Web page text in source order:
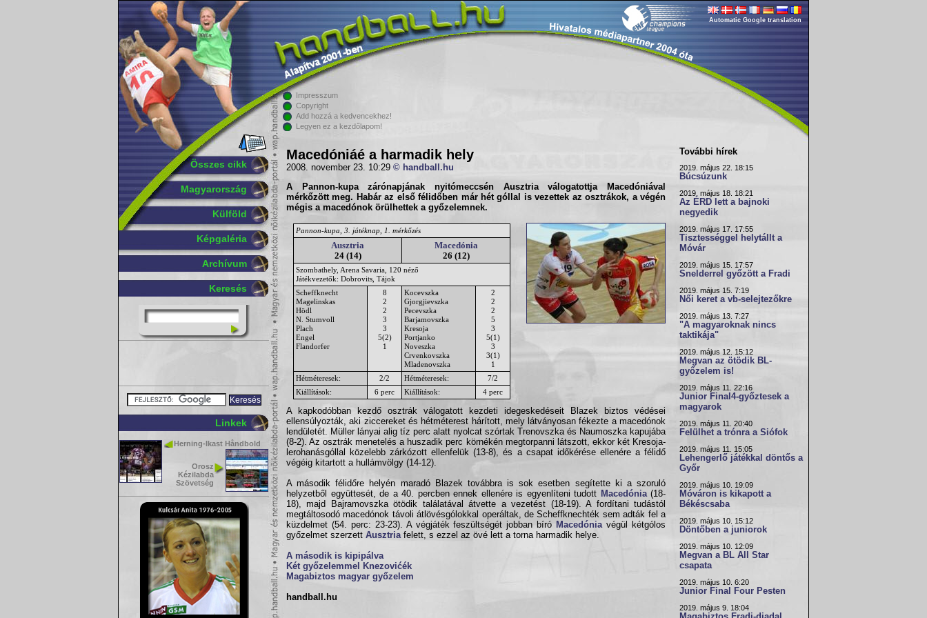
Összes cikk
Magyarország
Külföld
Képgaléria
Archívum
Keresés
Linkek
Herning-Ikast Håndbold
Orosz
Kézilabda
Szövetség
Automatic Google translation
Impresszum
Copyright
Add hozzá a kedvencekhez!
Legyen ez a kezdőlapom!
Macedóniáé a harmadik hely
2008. november 23. 10:29 © handball.hu
A Pannon-kupazárónapjának nyitómeccsén Ausztriaválogatottja Macedóniával
mérkőzött meg. Habár az első félidőben már hét góllal is vezettek az osztrákok, a végén
mégis a macedónok örülhettek a győzelemnek.
Pannon-kupa, 3. játéknap, 1. mérkőzés
Ausztria
24 (14)
Macedónia
26 (12)
Szombathely, Arena Savaria, 120 néző
Játékvezetők: Dobrovits, Tájok
Scheffknecht
Magelinskas
Hödl
N. Stumvoll
Plach
Engel
Flandorfer
8
2
2
3
3
5(2)
1
Kocevszka
Gjorgjievszka
Pecevszka
Barjamovszka
Kresoja
Portjanko
Noveszka
Crvenkovszka
Mladenovszka
2
2
2
5
3
5(1)
3
3(1)
1
Hétméteresek:
2/2 Hétméteresek:
7/2
Kiállítások:
6 perc Kiállítások: 4 perc
A kapkodóbban kezdő osztrák válogatott kezdeti idegeskedéseit Blazek biztos védései
ellensúlyozták, aki ziccereket és hétméterest hárított, mely látványosan fékezte a macedónok
lendületét. Müller lányai alig tíz perc alatt nyolcat szórtak Trenovszka és Naumoszka kapujába
(8-2). Az osztrák menetelés a huszadik perc körnékén megtorpanni látszott, ekkor két Kresoja-
lerohanásgóllal közelebb zárkózott ellenfelük (13-8), és a csapat időkérése ellenére a félidő
végéig kitartott a hullámvölgy (14-12).
A második félidőre helyén maradó Blazek továbbra is sok esetben segítette ki a szoruló
helyzetből együttesét, de a 40. percben ennek ellenére is egyenlíteni tudott Macedónia(18-
18), majd Bajramovszka ötödik találatával átvette a vezetést (18-19). A fordítani tudástól
megtáltosodó macedónok távoli átlövésgólokkal operáltak, de Scheffknechték sem adták fel a
küzdelmet (54. perc: 23-23). A végjáték feszültségét jobban bíró Macedónia végül kétgólos
győzelmet szerzett Ausztria felett, s ezzel az övé lett a torna harmadik helye.
A második is kipipálva
Két győzelemmel Knezovićék
Magabiztos magyar győzelem
handball.hu
További hírek
2019. május 22. 18:15
Búcsúzunk
2019. május 18. 18:21
Az ÉRD lett a bajnoki
negyedik
2019. május 17. 17:55
Tisztességgel helytállt a
Móvár
2019. május 15. 17:57
Snelderrel győzött a Fradi
2019. május 15. 7:19
Női keret a vb-selejtezőkre
2019. május 13. 7:27
"A magyaroknak nincs
taktikája"
2019. május 12. 15:12
Megvan az ötödik BL-
győzelem is!
2019. május 11. 22:16
Junior Final4-győztesek a
magyarok
2019. május 11. 20:40
Felülhet a trónra a Siófok
2019. május 11. 15:05
Lehengerlő játékkal döntős a
Győr
2019. május 10. 19:09
Móváron is kikapott a
Békéscsaba
2019. május 10. 15:12
Döntőben a juniorok
2019. május 10. 12:09
Megvan a BL All Star
csapata
2019. május 10. 6:20
Junior Final Four Pesten
2019. május 9. 18:04